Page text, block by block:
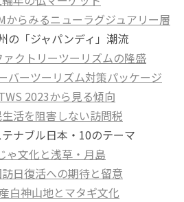
からみるニューラグジュアリー層
「ジャパンディ」潮流
ァクトリーツーリズムの隆盛
バーツーリズム対策パッケージ
2023から見る傾向
生活を阻害しない訪問税
ナブル日本・10のテーマ
ゃ文化と浅草・月島
訪日復活への期待と留意
白神山地とマタギ文化